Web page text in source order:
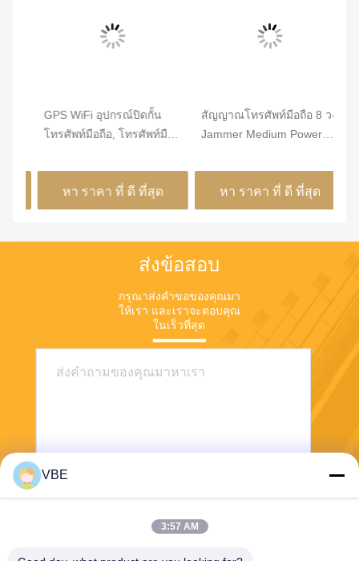
GPS WiFi อุปกรณ์ปิดกั้น
โทรศัพท์มือถือ, โทรศัพท์มือ
Single Channel
หา ราคา ที่ ดี ที่สุด
สัญญาณโทรศัพท์มือถือ 8 วง
Jammer Medium Power
หา ราคา ที่ ดี ที่สุด
ส่งข้อสอบ
กรุณาส่งคําขอของคุณมา
ให้เรา และเราจะตอบคุณ
ในเร็วที่สุด
VBE
3:57 AM